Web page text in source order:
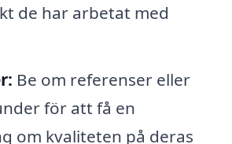
de har arbetat med
Be om referenser eller
för att få en
om kvaliteten på deras